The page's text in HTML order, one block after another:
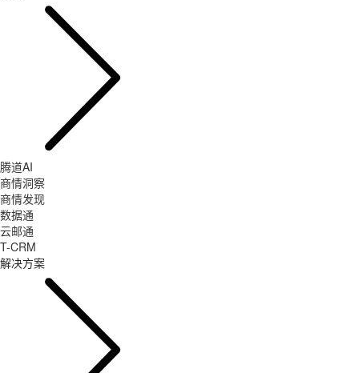
腾道AI
商情洞察
商情发现
数据通
云邮通
T-CRM
解决方案